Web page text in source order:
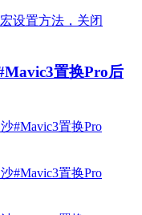
置换Pro后